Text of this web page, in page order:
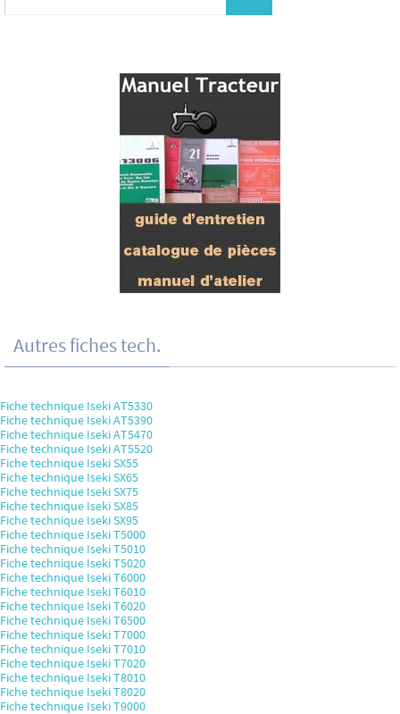
Autres fiches tech.
Fiche technique Iseki AT5330
Fiche technique Iseki AT5390
Fiche technique Iseki AT5470
Fiche technique Iseki AT5520
Fiche technique Iseki SX55
Fiche technique Iseki SX65
Fiche technique Iseki SX75
Fiche technique Iseki SX85
Fiche technique Iseki SX95
Fiche technique Iseki T5000
Fiche technique Iseki T5010
Fiche technique Iseki T5020
Fiche technique Iseki T6000
Fiche technique Iseki T6010
Fiche technique Iseki T6020
Fiche technique Iseki T6500
Fiche technique Iseki T7000
Fiche technique Iseki T7010
Fiche technique Iseki T7020
Fiche technique Iseki T8010
Fiche technique Iseki T8020
Fiche technique Iseki T9000